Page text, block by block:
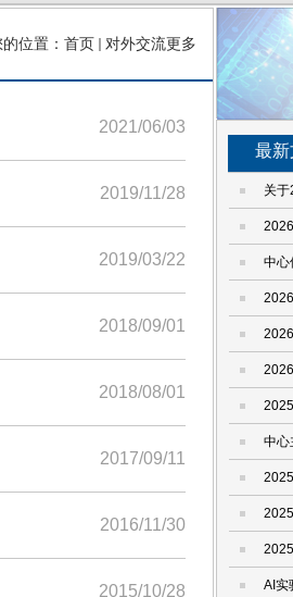
位置： 首页 对外交流更多
2021/06/03
2019/11/28
2019/03/22
2018/09/01
2018/08/01
2017/09/11
2016/11/30
2015/10/28
最新
关
中心
中心
AI实